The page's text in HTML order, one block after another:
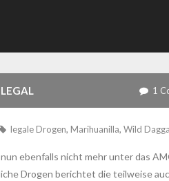
legale Drogen, Marihuanilla, Wild Dagga
1
ebenfalls nicht mehr unter das
Drogen berichtet die teilweise